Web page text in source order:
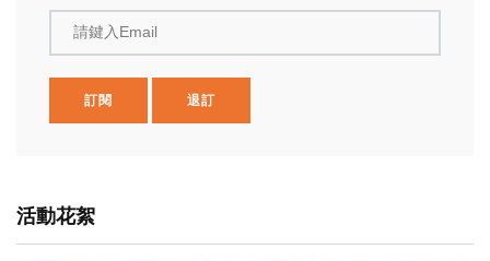
請鍵入Email
訂閱 退訂
活動花絮